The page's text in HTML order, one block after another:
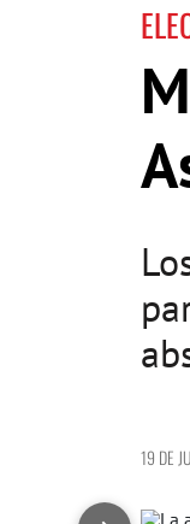
19 DE